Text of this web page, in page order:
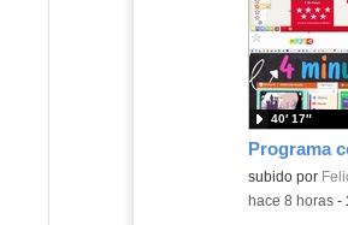
Contenido
subido por
40′ 17″
-hace 8 horas-